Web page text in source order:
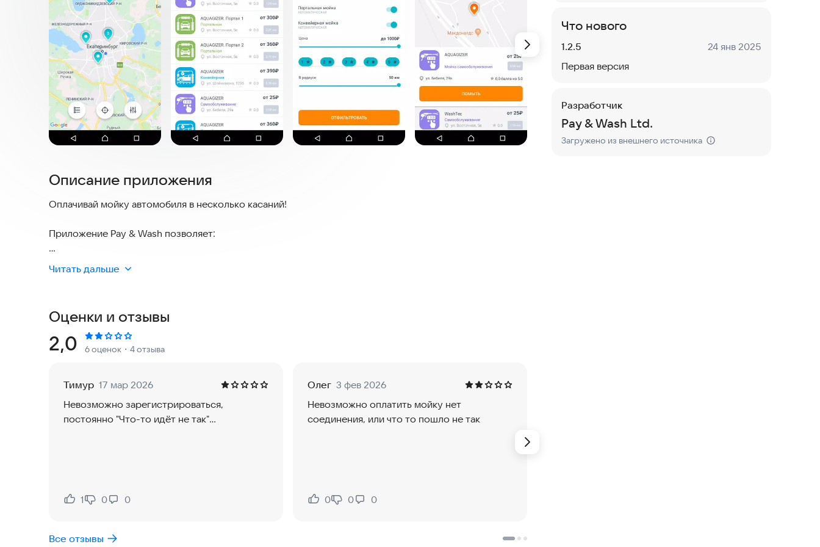
Описание приложения
Оплачивай мойку автомобиля в несколько касаний!
Приложение Pay & Wash позволяет:
- Находить ближайшую к вам мойку самообслуживания или автоматическую мойку.
- Видеть рейтинг автомойки и стоимость услуг.
- Оставлять отзывы о мойке после ее посещения.
- Видеть историю своих посещений автомоек.
- Получать информацию об акциях на автомойках.
* Теперь в прошлом поиск банкомата и снятие наличных перед поездкой на мойку самообслуживания.
Читать дальше
Оценки и отзывы
Рейтинг:
2,0 6 оценок ・4 отзыва
Тимур 17 мар 2026
Невозможно зарегистрироваться,
постоянно "Что-то идёт не так"...
Нравится:
1
Не нравится:
0 0
Олег 3 фев 2026
Невозможно оплатить мойку нет
соединения, или что то пошло не так
Нравится:
0
Не нравится:
0 0
Все отзывы
Что нового
Версия:
1.2.5 Дата:
24 янв 2025
Первая версия
Разработчик
Pay & Wash Ltd.
Загружено из внешнего источника